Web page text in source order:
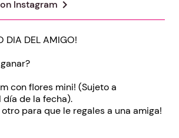
Instagram chevron_right
DIA DEL AMIGO!
con flores mini! (Sujeto a
de la fecha).
para que le regales a una amiga!